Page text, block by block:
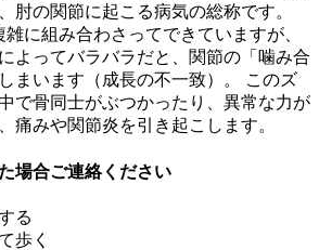
肘の関節に起こる病気の総称です。
に組み合わさってできていますが、
よってバラバラだと、関節の「噛み合
まいます（成長の不一致）。 このズ
で骨同士がぶつかったり、異常な力が
痛みや関節炎を引き起こします。
場合ご連絡ください
る
歩く